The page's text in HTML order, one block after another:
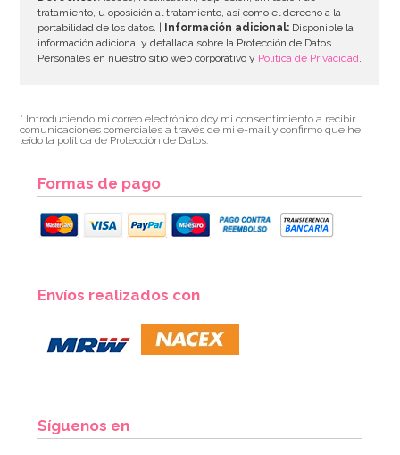
6,95€ 6,95€
tratamiento, u oposición al tratamiento, así como el derecho a la
portabilidad de los datos. |
Información adicional: Disponible la
información adicional y detallada sobre la Protección de Datos
Personales en nuestro sitio web corporativo y Política de Privacidad.
* Introduciendo mi correo electrónico doy mi consentimiento a recibir
comunicaciones comerciales a través de mi e-mail y confirmo que he
leído la política de Protección de Datos.
Formas de pago
Envíos realizados con
Síguenos en